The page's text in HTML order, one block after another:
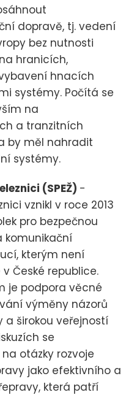
dopravě, tj. vedení
bez nutnosti
hranicích,
hnacích
systémy. Počítá se
na
a tranzitních
by měl nahradit
systémy.
(SPEŽ) -
vznikl v roce 2013
pro bezpečnou
komunikační
kterým není
České republice.
je podpora věcné
výměny názorů
a širokou veřejností
se
otázky rozvoje
jako efektivního a
která patří